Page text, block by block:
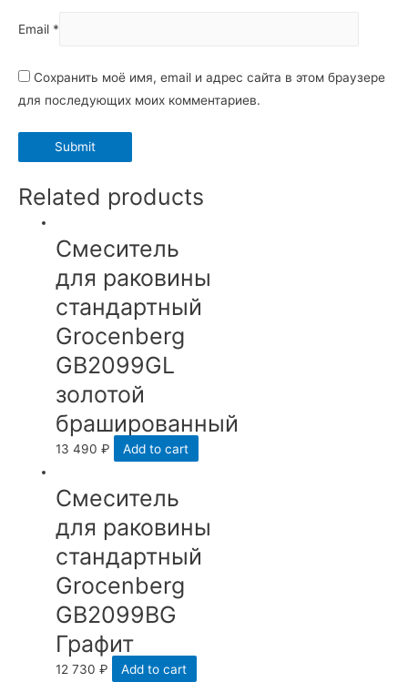
Email *
Сохранить моё имя, email и адрес сайта в этом браузере
для последующих моих комментариев.
Related products
Смеситель
для раковины
стандартный
Grocenberg
GB2099GL
золотой
брашированный
13 490₽ Add to cart
Смеситель
для раковины
стандартный
Grocenberg
GB2099BG
Графит
12 730₽ Add to cart